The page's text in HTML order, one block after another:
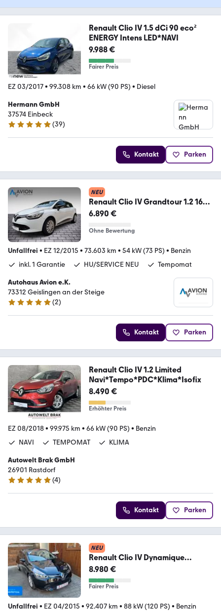
Renault Clio IV 1.5 dCi 90 eco²
ENERGY Intens LED*NAVI
9.988 €
Fairer Preis
EZ 03/2017• 99.308 km • 66 kW (90 PS) • Diesel
Hermann GmbH
37574 Einbeck
4.9 Sterne
(39)
Kontakt Parken
NEU
Renault Clio IV Grandtour 1.2 16V
75 Limited (EURO 6)
6.890 €
Ohne Bewertung
Unfallfrei • EZ 12/2015 • 73.603 km • 54 kW (73 PS) • Benzin
inkl. 1 Garantie
HU/SERVICE NEU Tempomat
Autohaus Avion e.K.
73312 Geislingen an der Steige
5 Sterne
(2)
Kontakt Parken
Renault Clio IV 1.2 Limited
Navi*Tempo*PDC*Klima*Isofix
8.490 €
Erhöhter Preis
EZ 08/2018• 99.975 km • 66 kW (90 PS) • Benzin
NAVI
TEMPOMAT KLIMA
Autowelt Brak GmbH
26901 Rastdorf
5 Sterne
(4)
Kontakt Parken
NEU
Renault Clio IV Dynamique
Automatik, Navi, Tempomat
8.980 €
Fairer Preis
Unfallfrei • EZ 04/2015 • 92.407 km • 88 kW (120 PS) • Benzin